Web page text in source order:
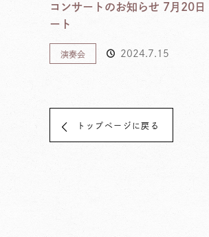
コンサートのお知らせ 7月20
ート
演奏会 2024.7.15
トップページに戻る